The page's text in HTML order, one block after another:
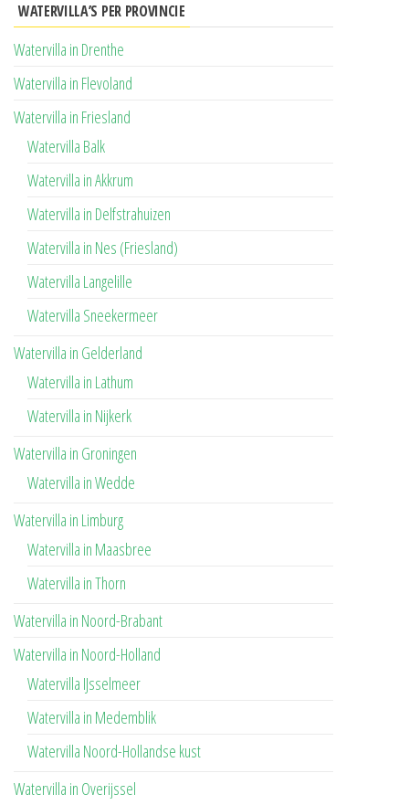
WATERVILLA’S PER PROVINCIE
Watervilla in Drenthe
Watervilla in Flevoland
Watervilla in Friesland
Watervilla Balk
Watervilla in Akkrum
Watervilla in Delfstrahuizen
Watervilla in Nes (Friesland)
Watervilla Langelille
Watervilla Sneekermeer
Watervilla in Gelderland
Watervilla in Lathum
Watervilla in Nijkerk
Watervilla in Groningen
Watervilla in Wedde
Watervilla in Limburg
Watervilla in Maasbree
Watervilla in Thorn
Watervilla in Noord-Brabant
Watervilla in Noord-Holland
Watervilla IJsselmeer
Watervilla in Medemblik
Watervilla Noord-Hollandse kust
Watervilla in Overijssel